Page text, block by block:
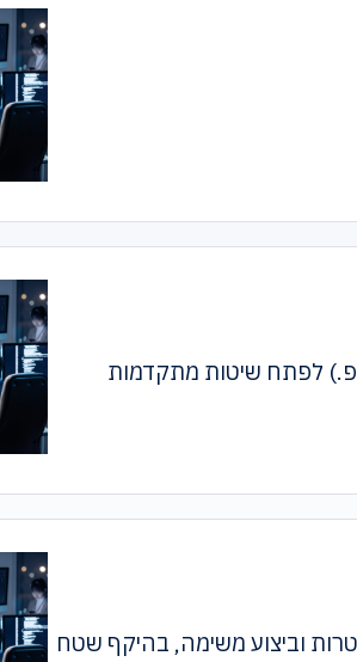
לפתח שיטות מתקדמות
וביצוע משימה, בהיקף שטח